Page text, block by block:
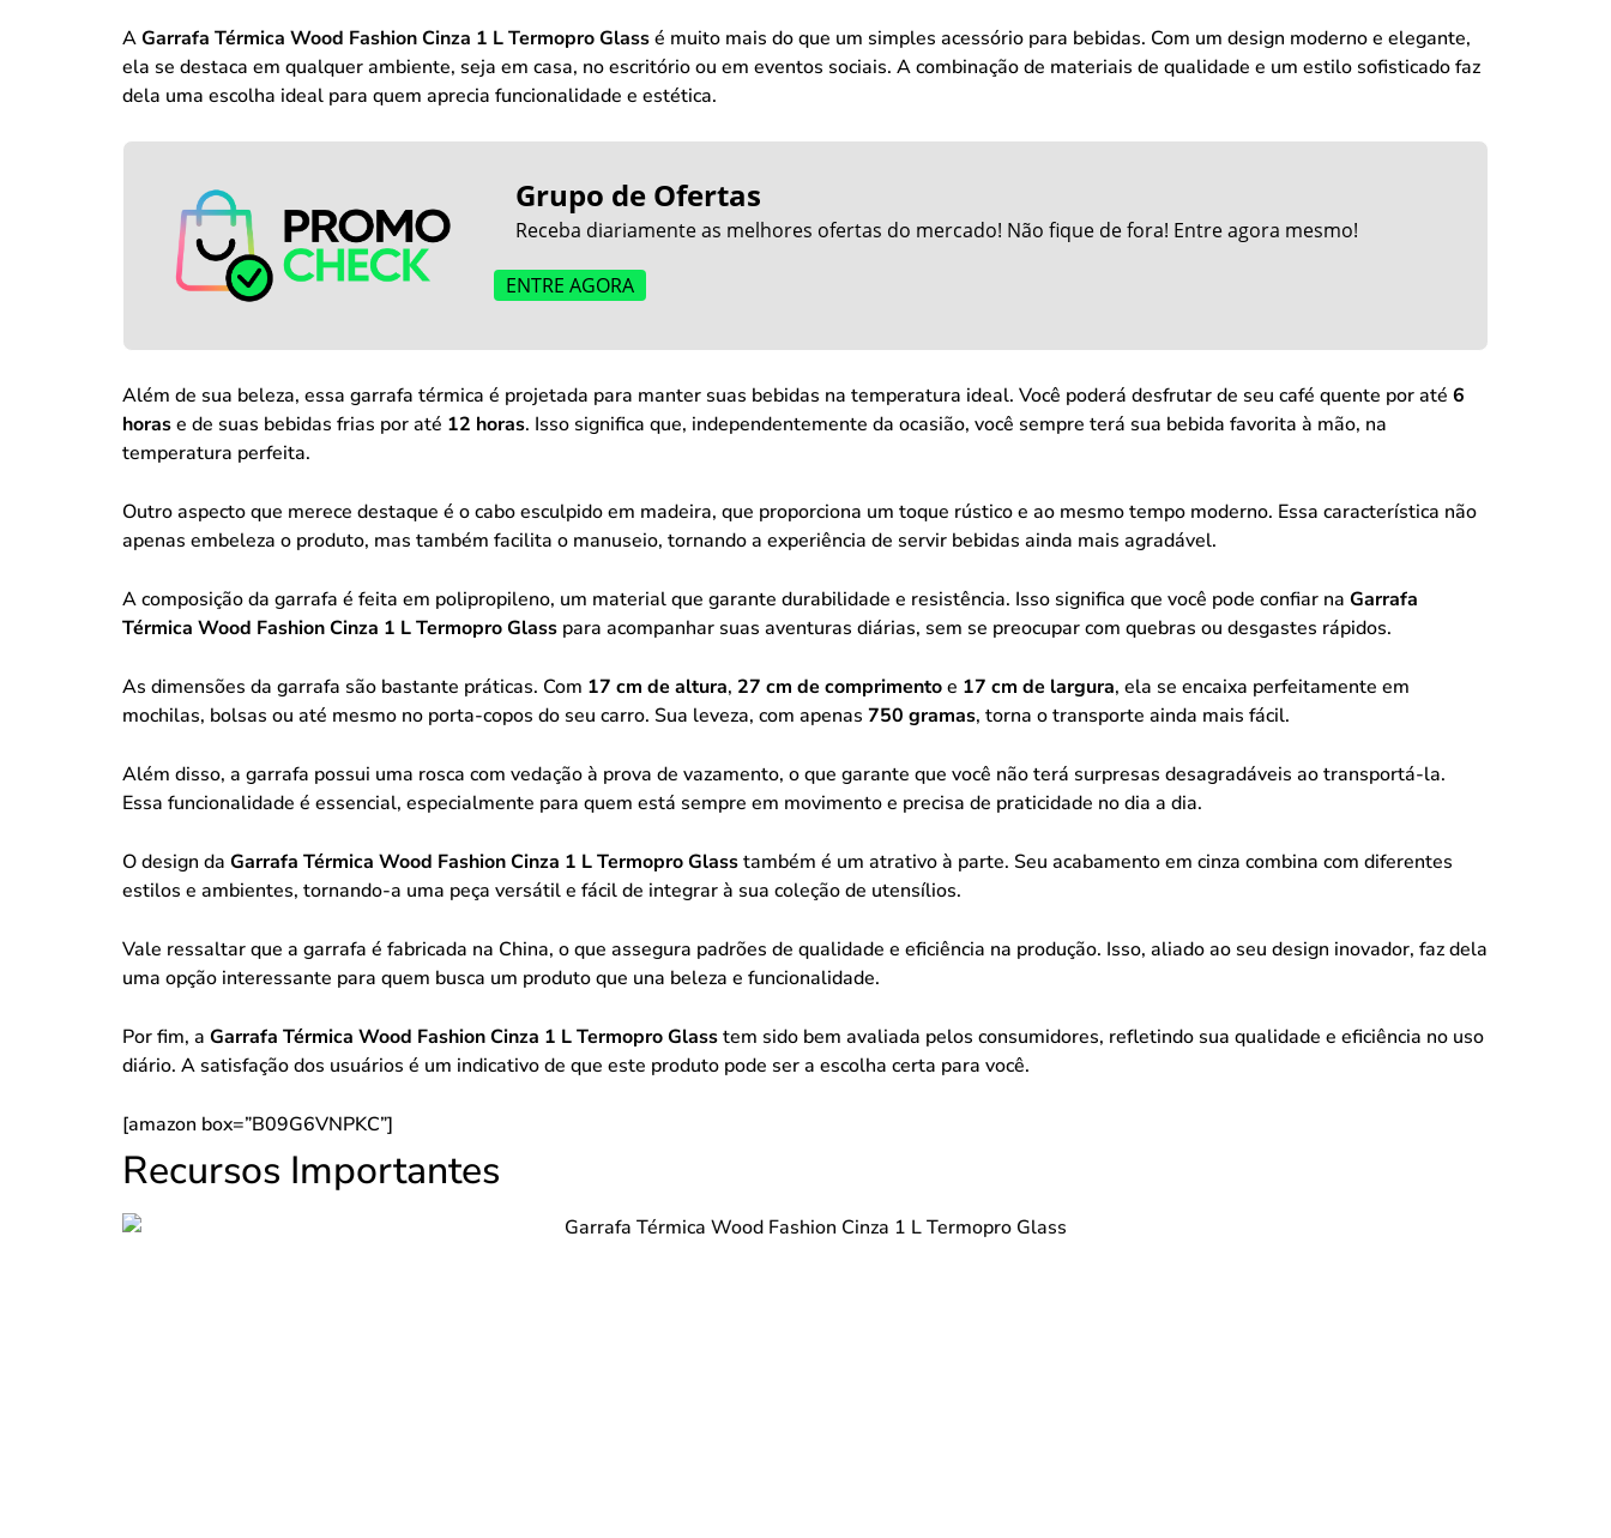
AGarrafa Térmica Wood Fashion Cinza 1 L Termopro Glassé muito mais do que um simples acessório para bebidas. Com um design moderno e elegante,
ela se destaca em qualquer ambiente, seja em casa, no escritório ou em eventos sociais. A combinação de materiais de qualidade e um estilo sofisticado faz
dela uma escolha ideal para quem aprecia funcionalidade e estética.
Grupo de Ofertas
Receba diariamente as melhores ofertas do mercado! Não fique de fora! Entre agora mesmo!
ENTRE AGORA
Além de sua beleza, essa garrafa térmica é projetada para manter suas bebidas na temperatura ideal. Você poderá desfrutar de seu café quente por até 6
horase de suas bebidas frias por até 12 horas. Isso significa que, independentemente da ocasião, você sempre terá sua bebida favorita à mão, na
temperatura perfeita.
Outro aspecto que merece destaque é o cabo esculpido em madeira, que proporciona um toque rústico e ao mesmo tempo moderno. Essa característica não
apenas embeleza o produto, mas também facilita o manuseio, tornando a experiência de servir bebidas ainda mais agradável.
A composição da garrafa é feita em polipropileno, um material que garante durabilidade e resistência. Isso significa que você pode confiar na Garrafa
Térmica Wood Fashion Cinza 1 L Termopro Glass para acompanhar suas aventuras diárias, sem se preocupar com quebras ou desgastes rápidos.
As dimensões da garrafa são bastante práticas. Com 17 cm de altura, 27 cm de comprimentoe 17 cm de largura, ela se encaixa perfeitamente em
mochilas, bolsas ou até mesmo no porta-copos do seu carro. Sua leveza, com apenas 750 gramas, torna o transporte ainda mais fácil.
Além disso, a garrafa possui uma rosca com vedação à prova de vazamento, o que garante que você não terá surpresas desagradáveis ao transportá-la.
Essa funcionalidade é essencial, especialmente para quem está sempre em movimento e precisa de praticidade no dia a dia.
O design da Garrafa Térmica Wood Fashion Cinza 1 L Termopro Glasstambém é um atrativo à parte. Seu acabamento em cinza combina com diferentes
estilos e ambientes, tornando-a uma peça versátil e fácil de integrar à sua coleção de utensílios.
Vale ressaltar que a garrafa é fabricada na China, o que assegura padrões de qualidade e eficiência na produção. Isso, aliado ao seu design inovador, faz dela
uma opção interessante para quem busca um produto que una beleza e funcionalidade.
Por fim, a Garrafa Térmica Wood Fashion Cinza 1 L Termopro Glasstem sido bem avaliada pelos consumidores, refletindo sua qualidade e eficiência no uso
diário. A satisfação dos usuários é um indicativo de que este produto pode ser a escolha certa para você.
[amazon box=”B09G6VNPKC”]
Recursos Importantes